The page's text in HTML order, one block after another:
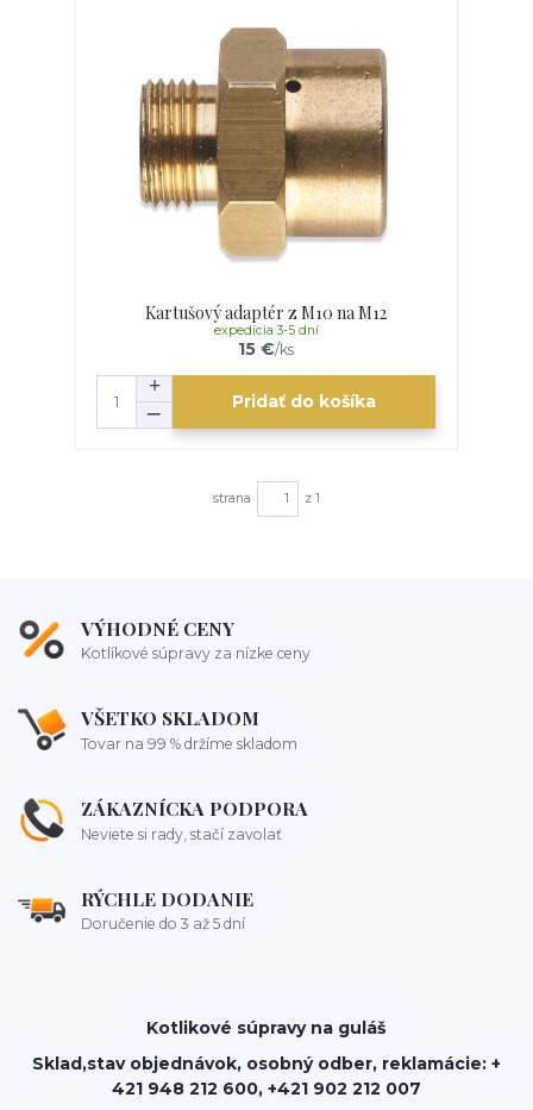
Kartušový adaptér z M10 na M12
15 €/ks
expedícia 3-5 dní
Pridať do košíka
strana z 1
VÝHODNÉ CENY
Kotlíkové súpravy za nízke ceny
VŠETKO SKLADOM
Tovar na 99 % držíme skladom
ZÁKAZNÍCKA PODPORA
Neviete si rady, stačí zavolať
RÝCHLE DODANIE
Doručenie do 3 až 5 dní
Kotlikové súpravy na guláš
Sklad,stav objednávok, osobný odber, reklamácie: +
421 948 212 600, +421 902 212 007